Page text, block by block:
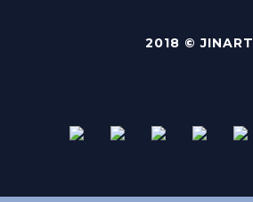
2018 © JINART